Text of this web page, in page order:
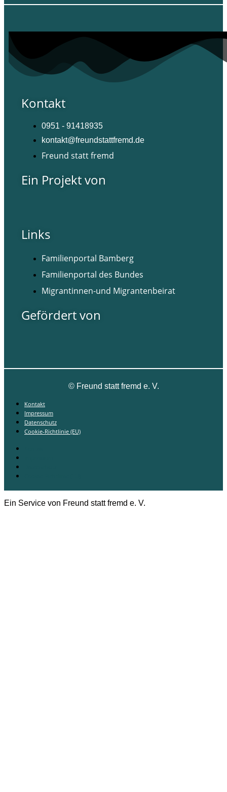
Kontakt
0951 - 91418935
kontakt@freundstattfremd.de
Freund statt fremd
Ein Projekt von
Links
Familienportal Bamberg
Familienportal des Bundes
Migrantinnen-und Migrantenbeirat
Gefördert von
©Freund statt fremd e. V.
Kontakt
Impressum
Datenschutz
Cookie-Richtlinie (EU)
Ein Service von Freund statt fremd e. V.